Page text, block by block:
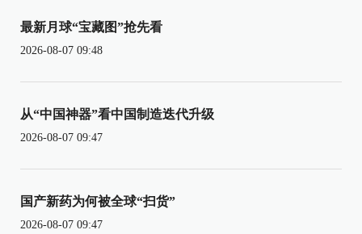
最新月球“宝藏图”抢先看
2026-08-07 09:48
从“中国神器”看中国制造迭代升级
2026-08-07 09:47
国产新药为何被全球“扫货”
2026-08-07 09:47